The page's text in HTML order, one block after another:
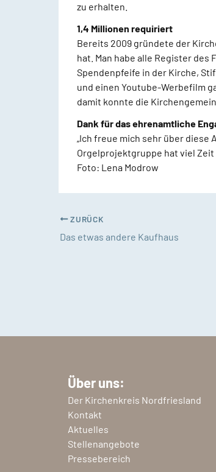
zu erhalten.
1,4 Millionen requiriert
Bereits 2009 gründete der
hat. Man habe alle Register
Spendenpfeife in der Kirche,
und einen Youtube-Werbefilm
damit konnte die
Dank für das ehrenamtliche
„Ich freue mich sehr über diese
Orgelprojektgruppe hat viel
Foto: Lena Modrow
ZURÜCK
Das etwas andere Kaufhaus
Über uns:
Der Kirchenkreis Nordfriesland
Kontakt
Aktuelles
Stellenangebote
Pressebereich